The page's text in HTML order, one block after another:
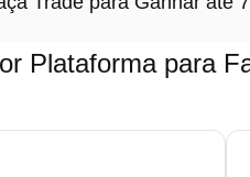
Plataforma para